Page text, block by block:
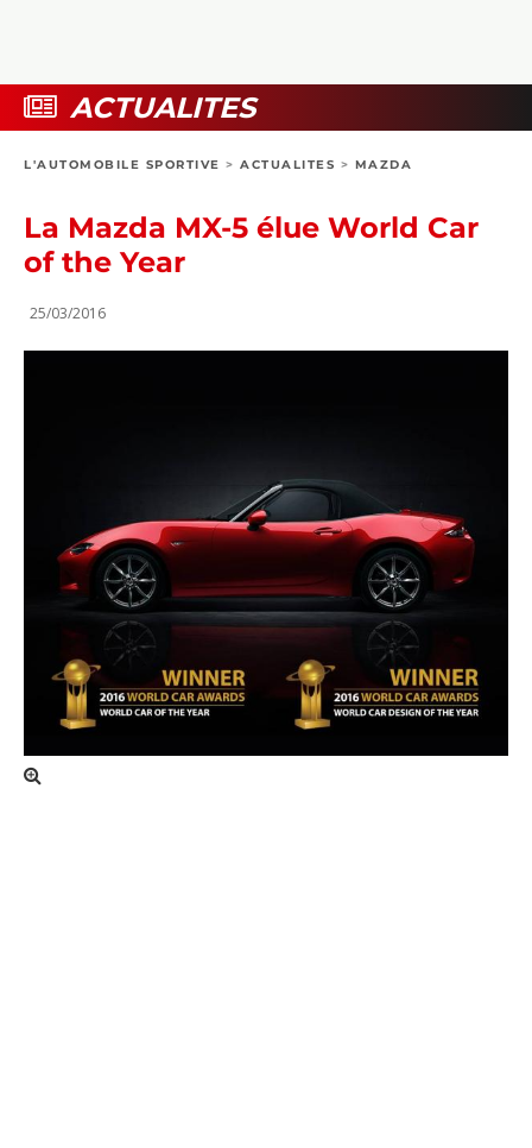
BOUTIQUE
ACTUALITES
L'AUTOMOBILE SPORTIVE > ACTUALITES > MAZDA
La Mazda MX-5 élue World Car
of the Year
25/03/2016